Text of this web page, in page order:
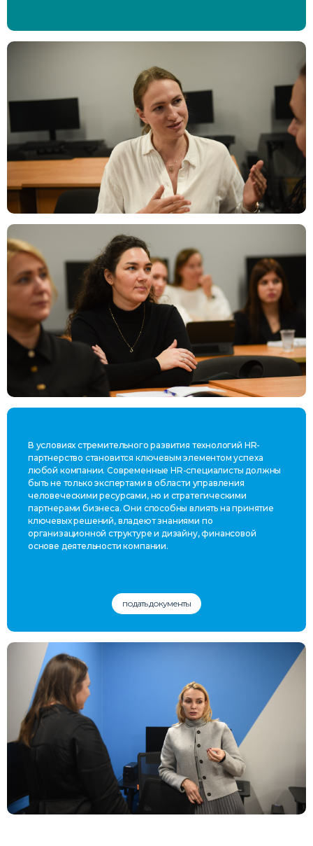
В условиях стремительного развития технологий HR-
партнерство становится ключевым элементом успеха
любой компании. Современные HR-специалисты должны
быть не только экспертами в области управления
человеческими ресурсами, но и стратегическими
партнерами бизнеса. Они способны влиять на принятие
ключевых решений, владеют знаниями по
организационной структуре и дизайну, финансовой
основе деятельности компании.
подать документы